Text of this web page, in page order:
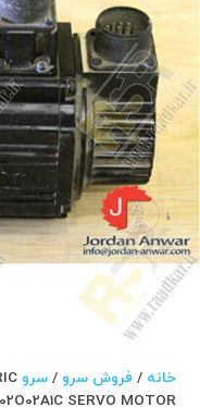
خانه / فروش سرو /سرو schneider
SERVO MOTOR